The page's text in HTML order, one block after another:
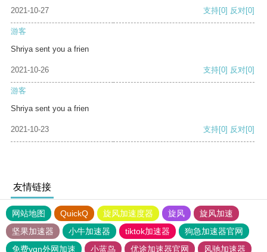
2021-10-27 支持[0] 反对[0]
游客
Shriya sent you a frien
2021-10-26 支持[0] 反对[0]
游客
Shriya sent you a frien
2021-10-23 支持[0] 反对[0]
友情链接
网站地图 QuickQ 旋风加速度器 旋风
旋风加速
坚果加速器
小牛加速器 tiktok加速器
狗急加速器官网
免费vqn外网加速
小蓝鸟 优途加速器官网 风驰加速器